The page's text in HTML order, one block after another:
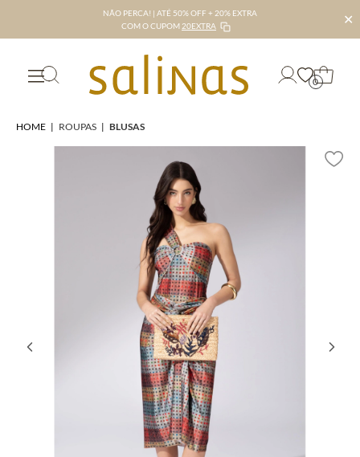
NÃO PERCA! | ATÉ 50% OFF + 20% EXTRA
COM O CUPOM 20EXTRA ✕
0
HOME | ROUPAS | BLUSAS